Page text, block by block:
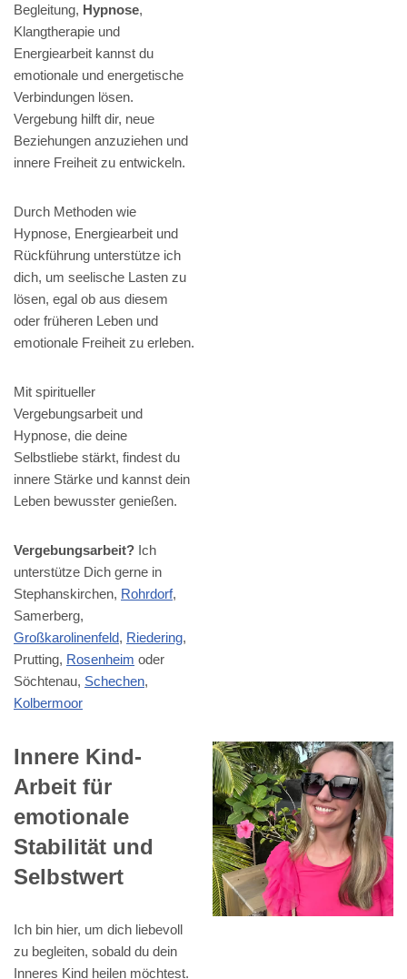
Begleitung, Hypnose,
Klangtherapie und
Energiearbeit kannst du
emotionale und energetische
Verbindungen lösen.
Vergebung hilft dir, neue
Beziehungen anzuziehen und
innere Freiheit zu entwickeln.
Durch Methoden wie
Hypnose, Energiearbeit und
Rückführung unterstütze ich
dich, um seelische Lasten zu
lösen, egal ob aus diesem
oder früheren Leben und
emotionale Freiheit zu erleben.
Mit spiritueller
Vergebungsarbeit und
Hypnose, die deine
Selbstliebe stärkt, findest du
innere Stärke und kannst dein
Leben bewusster genießen.
Vergebungsarbeit? Ich
unterstütze Dich gerne in
Stephanskirchen, Rohrdorf,
Samerberg,
Großkarolinenfeld, Riedering,
Prutting, Rosenheim oder
Söchtenau, Schechen,
Kolbermoor
Innere Kind-
Arbeit für
emotionale
Stabilität und
Selbstwert
Ich bin hier, um dich liebevoll
zu begleiten, sobald du dein
Inneres Kind heilen möchtest.